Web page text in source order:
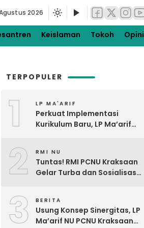
2026
Keislaman Tokoh Opini
TERPOPULER
1 LP MA'ARIF
Perkuat Implementasi
Kurikulum Baru, LP Ma’arif
2 RMI NU
Tuntas! RMI PCNU Kraksaan
Gelar Turba dan Sosialisasi
3 BERITA
Usung Konsep Sinergitas, LP
Ma’arif NU PCNU Kraksaan